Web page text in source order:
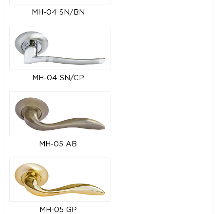
MH-04 SN/BN
MH-04 SN/CP
MH-05 AB
MH-05 GP